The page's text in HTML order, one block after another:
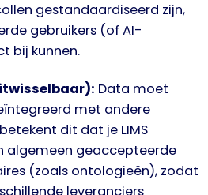
gestandaardiseerd zijn,
gebruikers (of AI-
bij kunnen.
Data moet
met andere
dit dat je LIMS
algemeen geaccepteerde
(zoals ontologieën), zodat